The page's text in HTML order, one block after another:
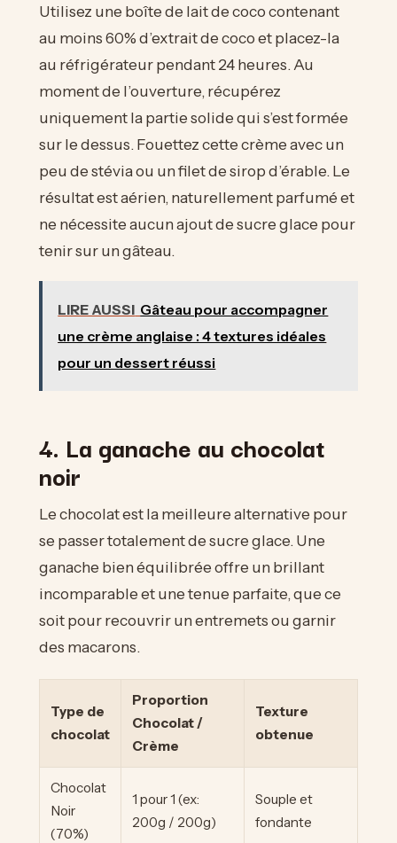
Utilisez une boîte de lait de coco contenant
au moins 60% d’extrait de coco et placez-la
au réfrigérateur pendant 24 heures. Au
moment de l’ouverture, récupérez
uniquement la partie solide qui s’est formée
sur le dessus. Fouettez cette crème avec un
peu de stévia ou un filet de sirop d’érable. Le
résultat est aérien, naturellement parfumé et
ne nécessite aucun ajout de sucre glace pour
tenir sur un gâteau.
LIRE AUSSI Gâteau pour accompagner
une crème anglaise : 4 textures idéales
pour un dessert réussi
4. La ganache au chocolat
noir
Le chocolat est la meilleure alternative pour
se passer totalement de sucre glace. Une
ganache bien équilibrée offre un brillant
incomparable et une tenue parfaite, que ce
soit pour recouvrir un entremets ou garnir
des macarons.
Type de
chocolat
Proportion
Chocolat /
Crème
Texture
obtenue
Chocolat
Noir
(70%)
1 pour 1 (ex:
200g / 200g)
Souple et
fondante